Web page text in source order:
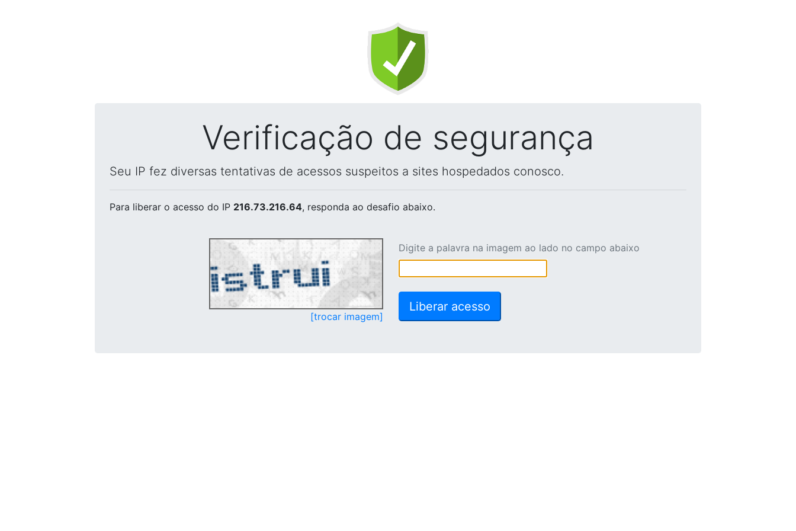
Verificação de segurança
Seu IP fez diversas tentativas de acessos suspeitos a sites hospedados conosco.
Para liberar o acesso do IP 216.73.216.64, responda ao desafio abaixo.
[trocar imagem]
Digite a palavra na imagem ao lado no campo abaixo